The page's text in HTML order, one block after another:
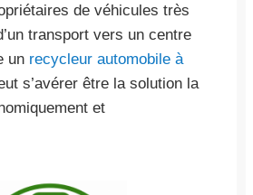
de véhicules très
transport vers un centre
un recycleur automobile à
s’avérer être la solution la
et